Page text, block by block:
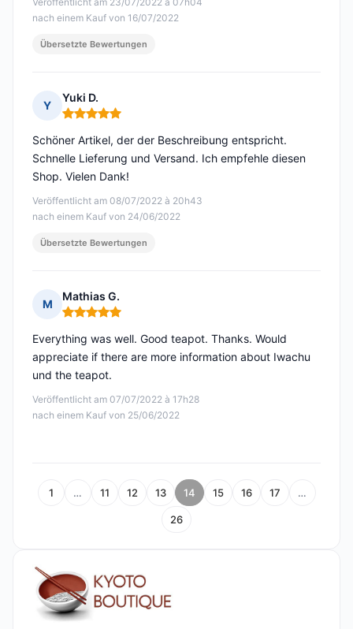
nach einem Kauf von 16/07/2022
Übersetzte Bewertungen
Y
Yuki D.
Hinweis: 5 von 5
Veröffentlicht am 08/07/2022 à 20h43
nach einem Kauf von 24/06/2022
Schöner Artikel, der der Beschreibung entspricht.
Schnelle Lieferung und Versand. Ich empfehle diesen
Shop. Vielen Dank!
Übersetzte Bewertungen
M
Mathias G.
Hinweis: 5 von 5
Veröffentlicht am 07/07/2022 à 17h28
nach einem Kauf von 25/06/2022
Everything was well. Good teapot. Thanks. Would
appreciate if there are more information about Iwachu
und the teapot.
1 … 11 12 13 14 15 16 17 …
26